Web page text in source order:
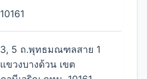
10161
3, 5 ถ.พุทธมณฑลสาย 1
แขวงบางด้วน เขต